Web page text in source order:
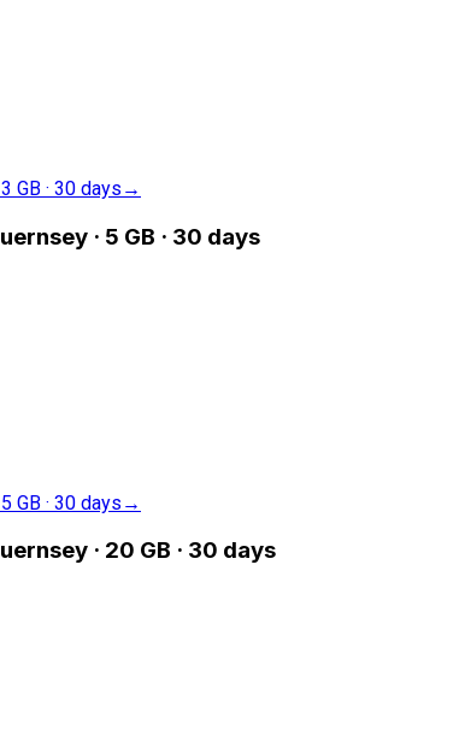
GB · 30 days →
· 5 GB · 30 days
GB · 30 days →
· 20 GB · 30 days